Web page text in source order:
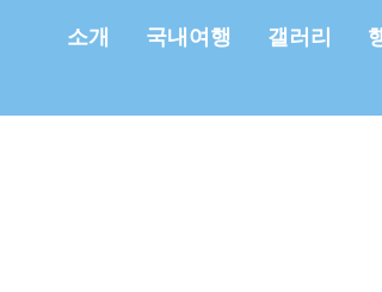
소개 국내여행 갤러리